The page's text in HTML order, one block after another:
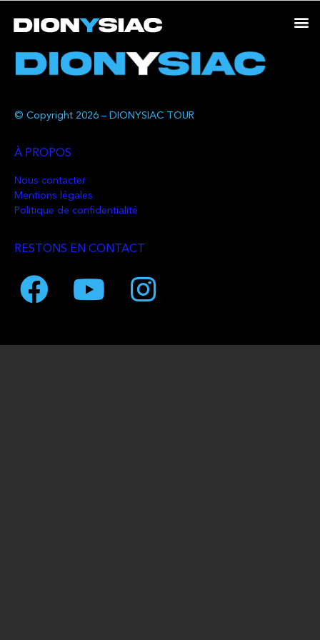
© Copyright 2026 – DIONYSIAC TOUR
À PROPOS
Nous contacter
Mentions légales
Politique de confidentialité
RESTONS EN CONTACT